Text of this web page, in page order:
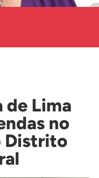
de Lima
no
Distrito